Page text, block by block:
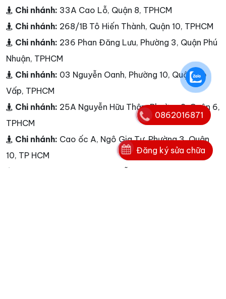
Chi nhánh: 33A Cao Lỗ, Quận 8, TPHCM
Chi nhánh: 268/1B Tô Hiến Thành, Quận 10, TPHCM
Chi nhánh: 236 Phan Đăng Lưu, Phường 3, Quận Phú
Nhuận, TPHCM
Chi nhánh: 03 Nguyễn Oanh, Phường 10, Quận Gò
Vấp, TPHCM
Chi nhánh: 25A Nguyễn Hữu Thận, Phường 2, Quận 6,
TPHCM
Chi nhánh: Cao ốc A, Ngô Gia Tự, Phường 3, Quận
10, TP HCM
Đăng ký sửa chữa
0862016871